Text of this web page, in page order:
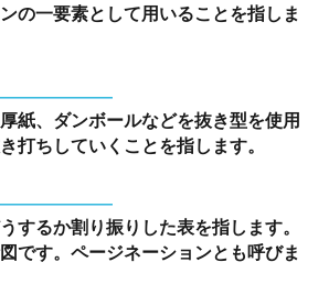
の一要素として用いることを指しま
紙、ダンボールなどを抜き型を使用
打ちしていくことを指します。
するか割り振りした表を指します。
です。ページネーションとも呼びま